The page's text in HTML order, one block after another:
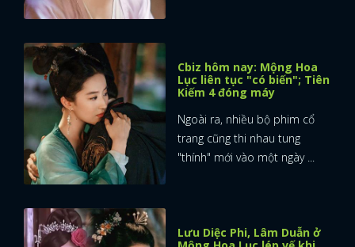
Cbiz hôm nay: Mộng Hoa
Lục liên tục "có biến"; Tiên
Kiếm 4 đóng máy
Ngoài ra, nhiều bộ phim cổ
trang cũng thi nhau tung
"thính" mới vào một ngày ...
Lưu Diệc Phi, Lâm Duẫn ở